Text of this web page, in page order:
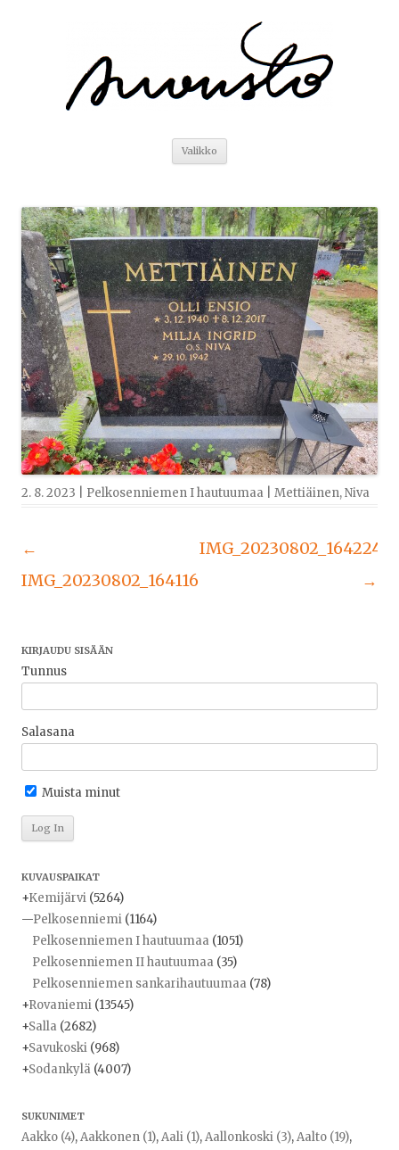
Valikko
2. 8. 2023 Pelkosenniemen I hautuumaa Mettiäinen,Niva
Artikkelien
selaus
←
IMG_20230802_164116
IMG_20230802_164224
→
KIRJAUDU SISÄÄN
Tunnus
Salasana
Muista minut
KUVAUSPAIKAT
+Kemijärvi (5264)
—Pelkosenniemi (1164)
Pelkosenniemen I hautuumaa (1051)
Pelkosenniemen II hautuumaa (35)
Pelkosenniemen sankarihautuumaa (78)
+Rovaniemi (13545)
+Salla (2682)
+Savukoski (968)
+Sodankylä (4007)
SUKUNIMET
Aakko (4),Aakkonen (1),Aali (1),Aallonkoski (3),Aalto (19),